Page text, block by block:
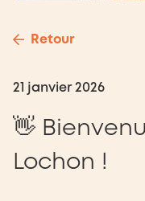
Retour
21 janvier 2026
👋
Lochon !